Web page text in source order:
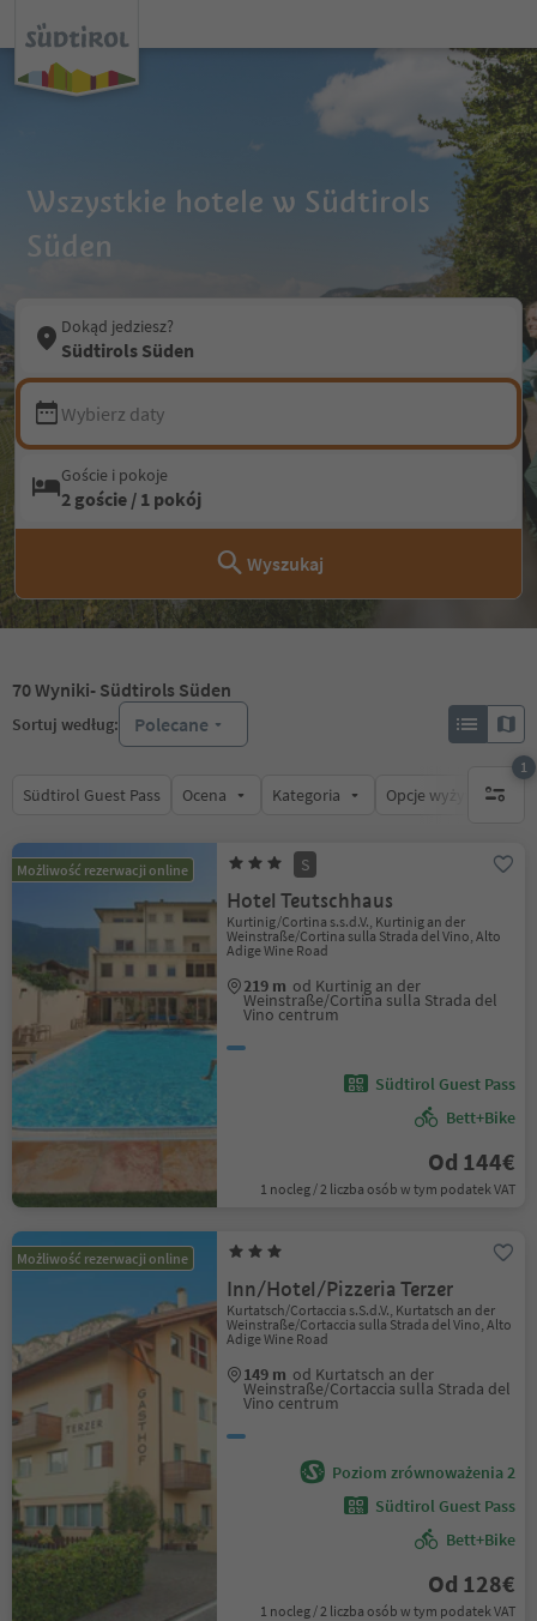
Wszystkie hotele w Südtirols
Süden
Dokąd jedziesz?
Südtirols Süden
Wybierz daty
Goście i pokoje
2 goście / 1 pokój
Wyszukaj
70Wyniki- Südtirols Süden
Sortuj według: Polecane
Südtirol Guest Pass Ocena Kategoria Opcje wyżywienia
1
1
Możliwość rezerwacji online S
Hotel Teutschhaus
Kurtinig/Cortina s.s.d.V., Kurtinig an der
Weinstraße/Cortina sulla Strada del Vino, Alto
Adige Wine Road
219 m od Kurtinig an der
Weinstraße/Cortina sulla Strada del
Vino centrum
Südtirol Guest Pass
Bett+Bike
Od 144€
1 nocleg / 2 liczba osób w tym podatek VAT
Możliwość rezerwacji online
Inn/Hotel/Pizzeria Terzer
Kurtatsch/Cortaccia s.S.d.V., Kurtatsch an der
Weinstraße/Cortaccia sulla Strada del Vino, Alto
Adige Wine Road
149 m od Kurtatsch an der
Weinstraße/Cortaccia sulla Strada del
Vino centrum
Poziom zrównoważenia 2
Südtirol Guest Pass
Bett+Bike
Od 128€
1 nocleg / 2 liczba osób w tym podatek VAT